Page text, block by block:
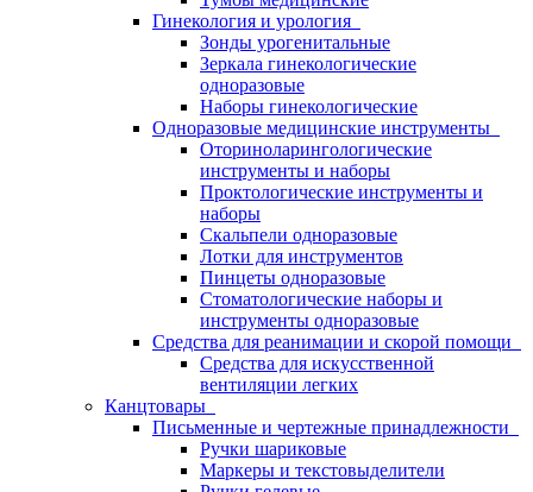
Гинекология и урология
Зонды урогенитальные
Зеркала гинекологические
одноразовые
Наборы гинекологические
Одноразовые медицинские инструменты
Оториноларингологические
инструменты и наборы
Проктологические инструменты и
наборы
Скальпели одноразовые
Лотки для инструментов
Пинцеты одноразовые
Стоматологические наборы и
инструменты одноразовые
Средства для реанимации и скорой помощи
Средства для искусственной
вентиляции легких
Канцтовары
Письменные и чертежные принадлежности
Ручки шариковые
Маркеры и текстовыделители